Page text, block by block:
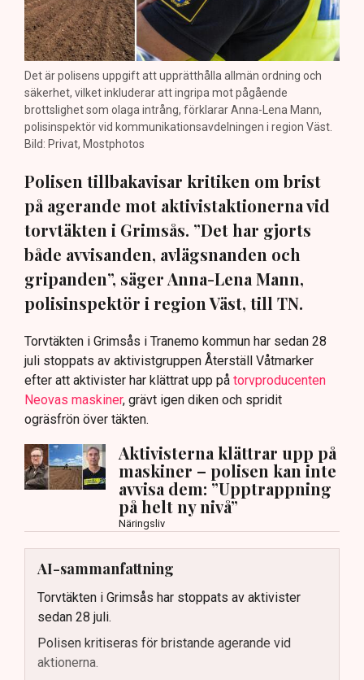
Det är polisens uppgift att upprätthålla allmän ordning och
säkerhet, vilket inkluderar att ingripa mot pågående
brottslighet som olaga intrång, förklarar Anna-Lena Mann,
polisinspektör vid kommunikationsavdelningen i region Väst.
Bild: Privat, Mostphotos
Polisen tillbakavisar kritiken om brist
på agerande mot aktivistaktionerna vid
torvtäkten i Grimsås. ”Det har gjorts
både avvisanden, avlägsnanden och
gripanden”, säger Anna-Lena Mann,
polisinspektör i region Väst, till TN.
Torvtäkten i Grimsås i Tranemo kommun har sedan 28
juli stoppats av aktivistgruppen Återställ Våtmarker
efter att aktivister har klättrat upp på torvproducenten
Neovas maskiner, grävt igen diken och spridit
ogräsfrön över täkten.
Aktivisterna klättrar upp på
maskiner – polisen kan inte
avvisa dem: ”Upptrappning
på helt ny nivå”
Näringsliv
AI-sammanfattning
Torvtäkten i Grimsås har stoppats av aktivister
sedan 28 juli.
Polisen kritiseras för bristande agerande vid
aktionerna.